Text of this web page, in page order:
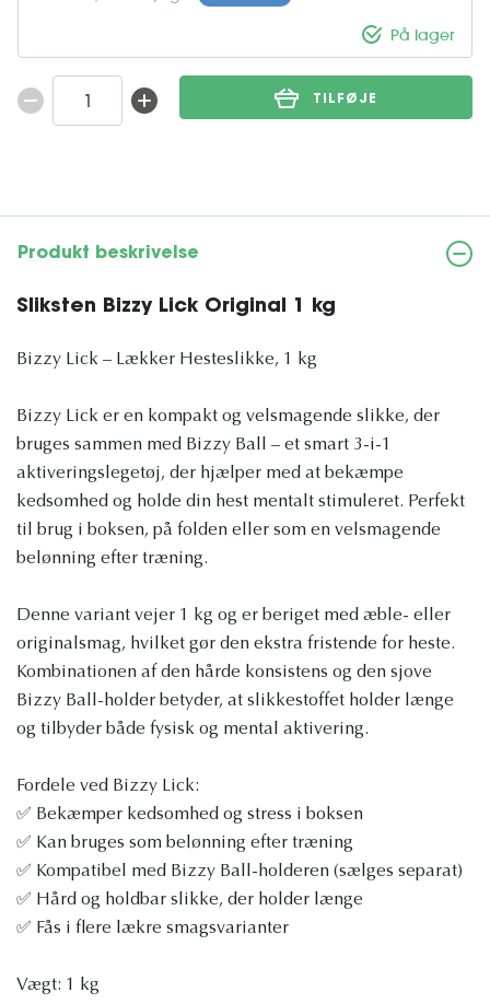
På lager
TILFØJE
Produkt beskrivelse
Sliksten Bizzy Lick Original 1 kg
Bizzy Lick – Lækker Hesteslikke, 1 kg
Bizzy Lick er en kompakt og velsmagende slikke, der
bruges sammen med Bizzy Ball – et smart 3-i-1
aktiveringslegetøj, der hjælper med at bekæmpe
kedsomhed og holde din hest mentalt stimuleret. Perfekt
til brug i boksen, på folden eller som en velsmagende
belønning efter træning.
Denne variant vejer 1 kg og er beriget med æble- eller
originalsmag, hvilket gør den ekstra fristende for heste.
Kombinationen af ​​den hårde konsistens og den sjove
Bizzy Ball-holder betyder, at slikkestoffet holder længe
og tilbyder både fysisk og mental aktivering.
Fordele ved Bizzy Lick:
✅ Bekæmper kedsomhed og stress i boksen
✅ Kan bruges som belønning efter træning
✅ Kompatibel med Bizzy Ball-holderen (sælges separat)
✅ Hård og holdbar slikke, der holder længe
✅ Fås i flere lækre smagsvarianter
Vægt: 1 kg